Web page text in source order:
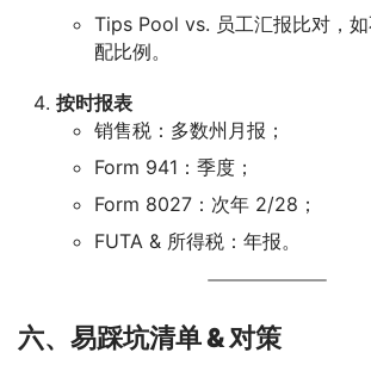
Tips Pool vs. 员工汇报比对，
配比例。
按时报表
销售税：多数州月报；
Form 941：季度；
Form 8027：次年 2/28；
FUTA & 所得税：年报。
六、易踩坑清单 & 对策